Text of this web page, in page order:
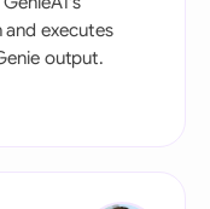
executes
output.